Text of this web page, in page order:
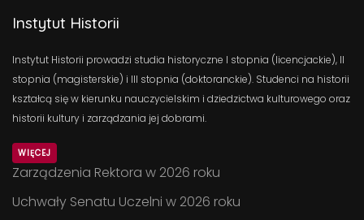
Instytut Historii
Instytut Historii prowadzi studia historyczne I stopnia (licencjackie), II
stopnia (magisterskie) i III stopnia (doktoranckie). Studenci na historii
kształcą się w kierunku nauczycielskim i dziedzictwa kulturowego oraz
historii kultury i zarządzania jej dobrami.
WIĘCEJ
Zarządzenia Rektora w 2026 roku
Uchwały Senatu Uczelni w 2026 roku